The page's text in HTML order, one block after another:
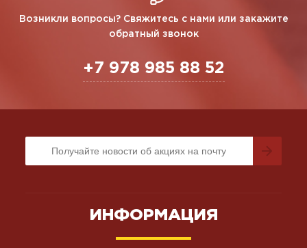
Возникли вопросы? Свяжитесь с нами или закажите
обратный звонок
+7 978 985 88 52
ИНФОРМАЦИЯ